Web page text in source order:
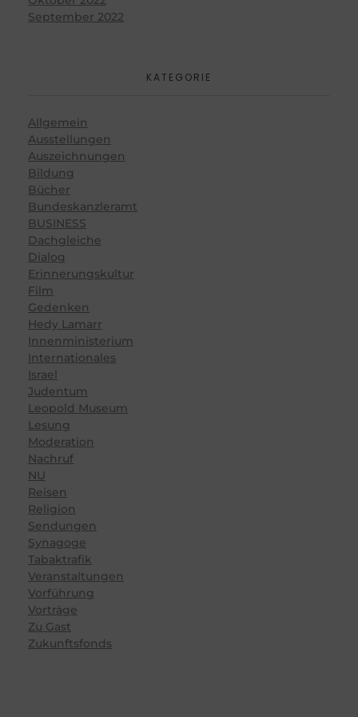
September 2022
KATEGORIE
Allgemein
Ausstellungen
Auszeichnungen
Bildung
Bücher
Bundeskanzleramt
BUSINESS
Dachgleiche
Dialog
Erinnerungskultur
Film
Gedenken
Hedy Lamarr
Innenministerium
Internationales
Israel
Judentum
Leopold Museum
Lesung
Moderation
Nachruf
NU
Reisen
Religion
Sendungen
Synagoge
Tabaktrafik
Veranstaltungen
Vorführung
Vorträge
Zu Gast
Zukunftsfonds